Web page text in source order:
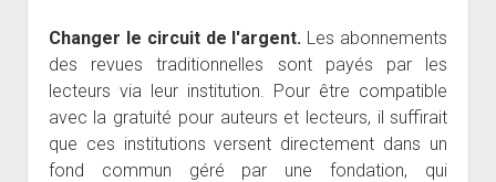
Changer le circuit de l'argent. Les abonnements
des revues traditionnelles sont payés par les
lecteurs via leur institution. Pour être compatible
avec la gratuité pour auteurs et lecteurs, il suffirait
que ces institutions versent directement dans un
fond commun géré par une fondation, qui